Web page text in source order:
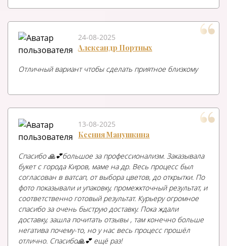
24-08-2025
Александр Портных
Отличный вариант чтобы сделать приятное близкому
13-08-2025
Ксения Манушкина
Спасибо 🙏💕большое за профессионализм. Заказывала
букет с города Киров, маме на др. Весь процесс был
согласован в ватсап, от выбора цветов, до открытки. По
фото показывали и упаковку, промежкточный результат, и
соответственно готовый результат. Курьеру огромное
спасибо за очень быструю доставку. Пока ждали
доставку, зашла почитать отзывы , там конечно больше
негатива почему-то, но у нас весь процесс прошёл
отлично. Спасибо🙏💕 ещё раз!